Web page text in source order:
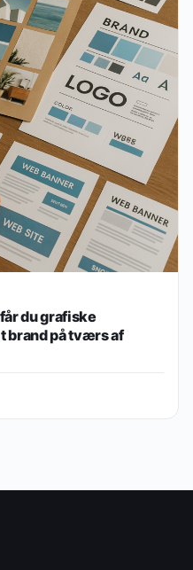
du grafiske
brand på tværs af